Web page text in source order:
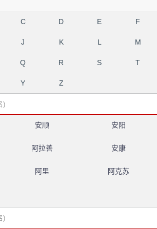
C D E F
J K L M
Q R S T
Y Z
)
安顺 安阳
阿拉善 安康
阿里 阿克苏
)